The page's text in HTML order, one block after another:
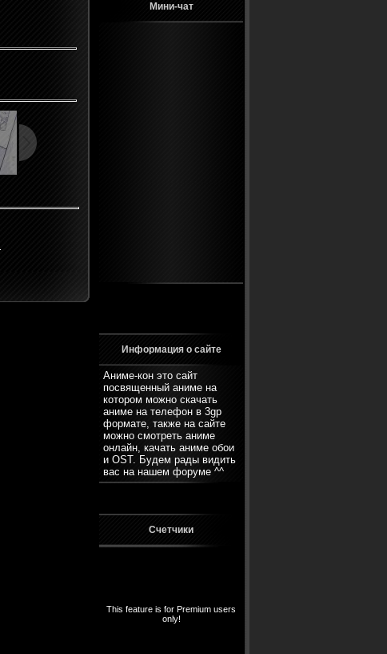
Мини-чат
Информация о сайте
Аниме-кон это сайт
посвященный аниме на
котором можно скачать
аниме на телефон в 3gp
формате, также на сайте
можно смотреть аниме
онлайн, качать аниме обои
и OST. Будем рады видить
вас на нашем форуме ^^
Счетчики
This feature is for Premium users
only!